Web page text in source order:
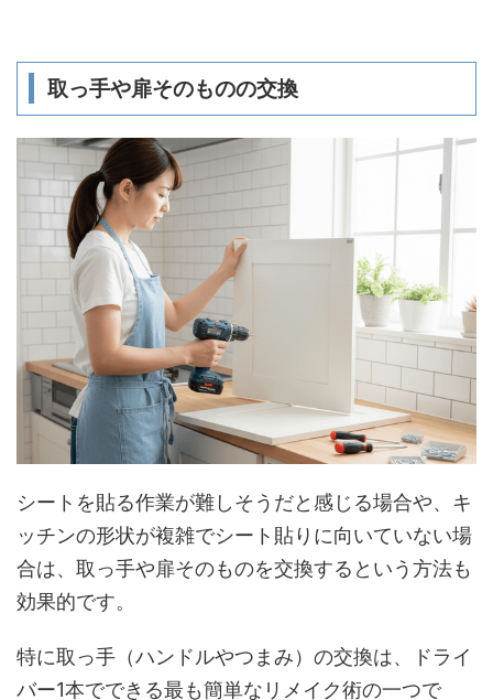
取っ手や扉そのものの交換
シートを貼る作業が難しそうだと感じる場合や、キ
ッチンの形状が複雑でシート貼りに向いていない場
合は、取っ手や扉そのものを交換するという方法も
効果的です。
特に取っ手（ハンドルやつまみ）の交換は、ドライ
バー1本でできる最も簡単なリメイク術の一つで